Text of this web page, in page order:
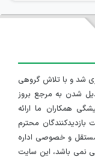
منقضی شده
منقضی شده
در تاریخ ۱۳۹۱/۱/۱۰ راه اندازی شد و با تلاش گروهی
شدن به مرجع بروز
همکاران ما ارائه
محترم
و خصوصی اداره
نمی باشد، این سایت